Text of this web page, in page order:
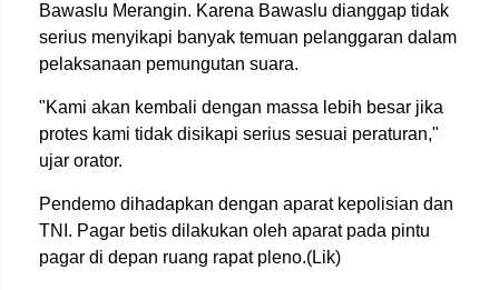
Bawaslu Merangin. Karena Bawaslu dianggap tidak
serius menyikapi banyak temuan pelanggaran dalam
pelaksanaan pemungutan suara.
"Kami akan kembali dengan massa lebih besar jika
protes kami tidak disikapi serius sesuai peraturan,"
ujar orator.
Pendemo dihadapkan dengan aparat kepolisian dan
TNI. Pagar betis dilakukan oleh aparat pada pintu
pagar di depan ruang rapat pleno.(Lik)